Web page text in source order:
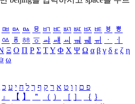
ㅮ ㅯ ㅰ ㅱ ㅲ ㅳ ㅴ ㅵ ㅶ ㅷ ㅸ
ㅹ
ㆃ ㆄ ㆅ ㆆ ㆇ ㆈ ㆉ ㆊ ㆋ ㆌ ㆍ
ㆎ
Ξ Ο Π Ρ Σ ΤΥ Φ Χ Ψ Ω α β γ δ ε ζ η
ω
פ ם ן ו ט א ר ק ף ך ל ח י ע כ
』 【 】 ＂ （ ） ［ ］ ｛ ｝